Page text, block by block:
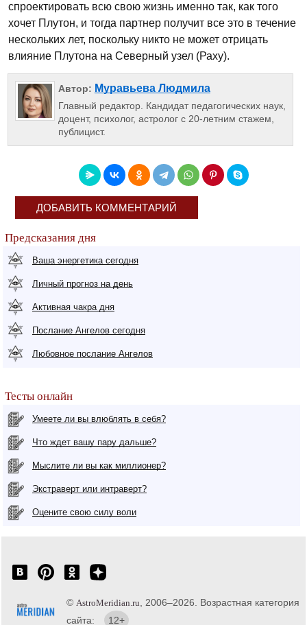
спроектировать всю свою жизнь именно так, как того
хочет Плутон, и тогда партнер получит все это в течение
нескольких лет, поскольку никто не может отрицать
влияние Плутона на Северный узел (Раху).
Автор: Муравьева Людмила
Главный редактор. Кандидат педагогических наук,
доцент, психолог, астролог с 20-летним стажем,
публицист.
ДОБАВИТЬ КОММЕНТАРИЙ
Предсказания дня
Ваша энергетика сегодня
Личный прогноз на день
Активная чакра дня
Послание Ангелов сегодня
Любовное послание Ангелов
Тесты онлайн
Умеете ли вы влюблять в себя?
Что ждет вашу пару дальше?
Мыслите ли вы как миллионер?
Экстраверт или интраверт?
Оцените свою силу воли
© AstroMeridian.ru , 2006–2026. Возрастная категория
сайта:
12+